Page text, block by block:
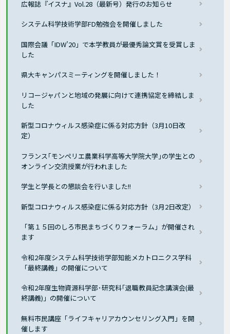
広報誌『イスナ』Vol.28（最新号）発行のお知らせ
システム科学技術学部FD勉強会を開催しました
国際会議「IDW’20」で本学教員が最優秀論文賞を受賞しま
した
県大キャンパスミーティングを開催しました！
リコージャパンと地域の発展に向けて連携協定を締結しま
した
新型コロナウィルス感染症に係る対応方針（3月10日改
定）
フランス｢モンペリエ農業科学高等大学院大学｣の学生との
オンライン交流授業が行われました
学生と学長との懇談会を行いました!!
新型コロナウィルス感染症に係る対応方針（3月2日改定）
「第１５回のしろ市民まちづくりフォーラム」が開催され
ます
令和2年度システム科学技術学部知能メカトロニクス学科
「最終講義」の開催について
令和2年度生物資源科学部･研究科｢退職教員記念講演会(最
終講義)」の開催について
無料市民講座「ライフキャリアカウンセリング入門」を開
催します